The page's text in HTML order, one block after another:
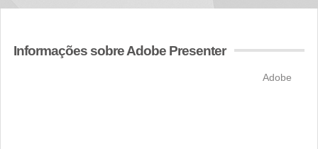
Informações sobre Adobe Presenter
Adobe